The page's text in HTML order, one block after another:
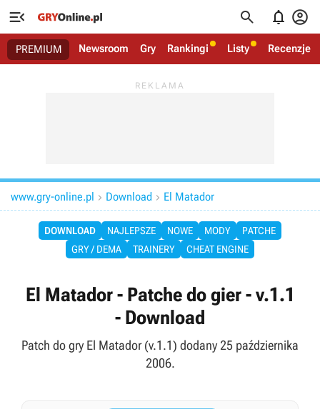
   
PREMIUM Newsroom Gry Rankingi Listy Recenzje
www.gry-online.pl  Download  El Matador
DOWNLOAD NAJLEPSZE NOWE MODY
PATCHE
GRY / DEMA
TRAINERY CHEAT ENGINE
El Matador - Patche do gier - v.1.1
- Download
Patch do gry El Matador (v.1.1) dodany 25 października
2006.